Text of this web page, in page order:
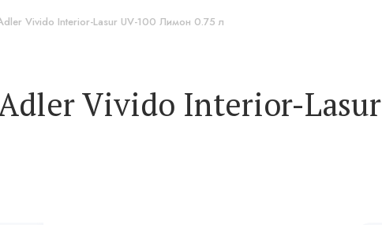
Vivido Interior-Lasur UV-100 Лимон 0.75 л
Vivido Interior-Lasur